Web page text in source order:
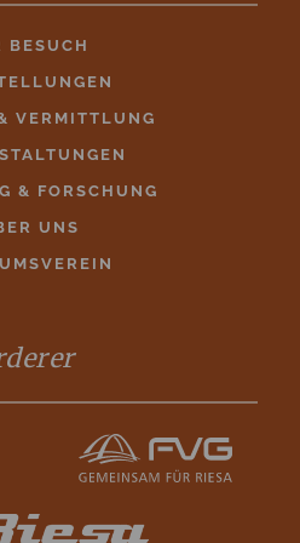
BESUCH
VERMITTLUNG
& FORSCHUNG
UNS